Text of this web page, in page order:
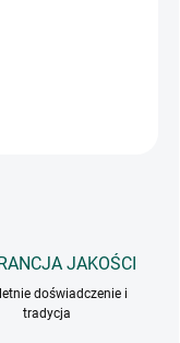
JAKOŚCI
doświadczenie i
tradycja